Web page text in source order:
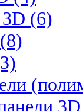
(6)
3D